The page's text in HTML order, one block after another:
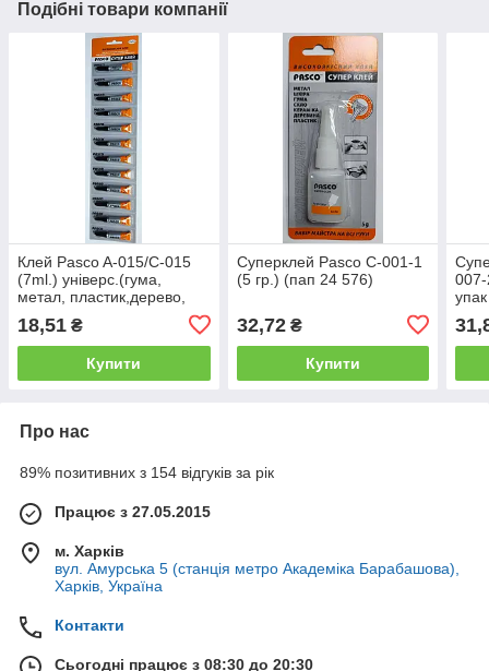
Подібні товари компанії
Клей Pasco A-015/C-015
(7ml.) універс.(гума,
метал, пластик,дерево,
текстиль) на стрічці (пап
10/60)
18,51 ₴
Купити
Суперклей Pasco C-001-1
(5 гр.) (пап 24 576)
32,72₴
Купити
007-
Про нас
89% позитивних з 154 відгуків за рік
Працює з 27.05.2015
м. Харків
вул. Амурська 5 (станція метро Академіка Барабашова),
Харків, Україна
Контакти
Сьогодні працює з 08:30 до 20:30